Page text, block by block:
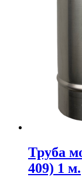
Труба
409) 1 м.